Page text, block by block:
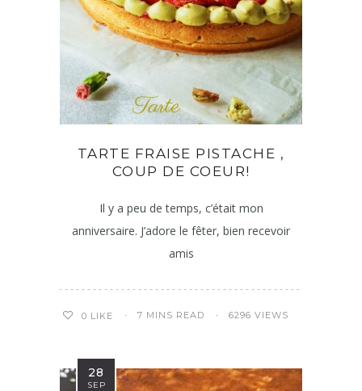
TARTE FRAISE PISTACHE ,
COUP DE COEUR!
Il y a peu de temps, c’était mon
anniversaire. J’adore le fêter, bien recevoir
amis
0 LIKE 7 MINS READ 6296 VIEWS
28
SEP